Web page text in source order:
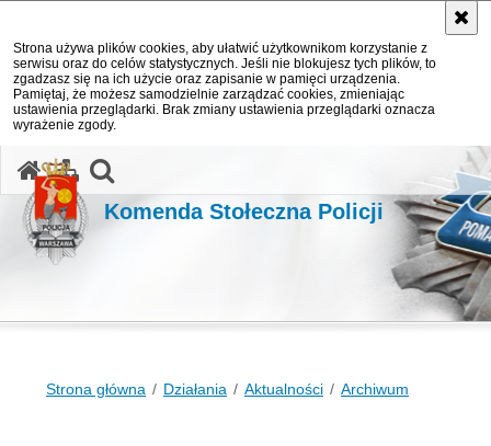
Strona używa plików cookies, aby ułatwić użytkownikom korzystanie z
serwisu oraz do celów statystycznych. Jeśli nie blokujesz tych plików, to
zgadzasz się na ich użycie oraz zapisanie w pamięci urządzenia.
Pamiętaj, że możesz samodzielnie zarządzać cookies, zmieniając
ustawienia przeglądarki. Brak zmiany ustawienia przeglądarki oznacza
wyrażenie zgody.
Komenda Stołeczna Policji
Strona główna Działania Aktualności Archiwum